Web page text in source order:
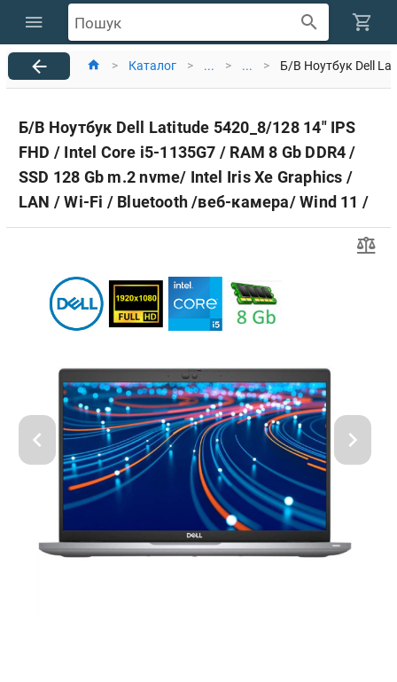
Пошук
> Каталог > ... > ... > Б/В Ноутбук Dell
Б/В Ноутбук Dell Latitude 5420_8/128 14" IPS
FHD / Intel Core i5-1135G7 / RAM 8 Gb DDR4 /
SSD 128 Gb m.2 nvme/ Intel Iris Xe Graphics /
LAN / Wi-Fi / Bluetooth /веб-камера/ Wind 11 /
акум 50%